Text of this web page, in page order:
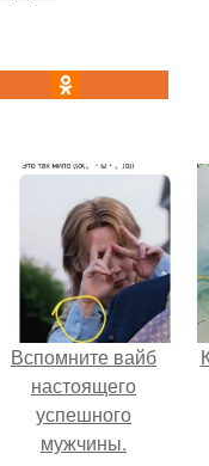
Вспомните вайб
настоящего
успешного
мужчины.